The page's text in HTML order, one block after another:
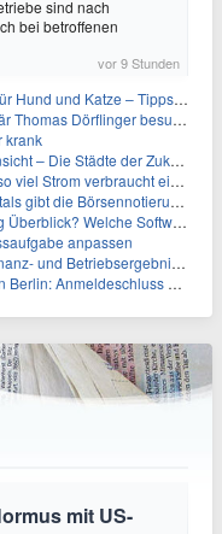
sind nach
bei betroffenen
vor 9 Stunden
– Tipps zur erfolgreichen Eingewöhnung
Handwerksbetrieb im Kammerbezirk Freiburg
krank
Städte der Zukunft sind grün-blau
verbraucht ein Aufzug im Gebäude
an der Frankfurter Wertpapierbörse bekannt
Software IT-Dienstleister wirklich brauchen
anpassen
Quartal 2026 mit Goldproduktion und Barreserven in Rekordhöhe
Anmeldeschluss am 26. August
mit US-